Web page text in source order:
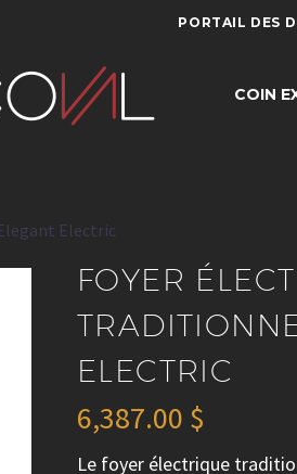
PORTAIL DES
COIN
Electric
FOYER
ELECTRIC
6,387.00 $
Le foyer électrique